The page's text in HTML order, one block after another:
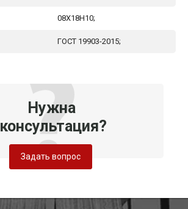
08Х18Н10;
ГОСТ 19903-2015;
Нужна
консультация?
Задать вопрос